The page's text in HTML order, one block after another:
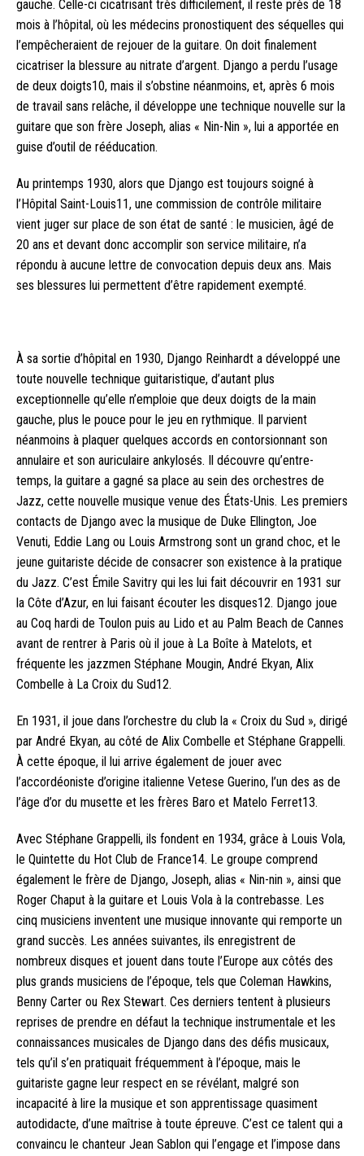
gauche. Celle-ci cicatrisant très difficilement, il reste près de 18
mois à l’hôpital, où les médecins pronostiquent des séquelles qui
l’empêcheraient de rejouer de la guitare. On doit finalement
cicatriser la blessure au nitrate d’argent. Django a perdu l’usage
de deux doigts10, mais il s’obstine néanmoins, et, après 6 mois
de travail sans relâche, il développe une technique nouvelle sur la
guitare que son frère Joseph, alias « Nin-Nin », lui a apportée en
guise d’outil de rééducation.
Au printemps 1930, alors que Django est toujours soigné à
l’Hôpital Saint-Louis11, une commission de contrôle militaire
vient juger sur place de son état de santé : le musicien, âgé de
20 ans et devant donc accomplir son service militaire, n’a
répondu à aucune lettre de convocation depuis deux ans. Mais
ses blessures lui permettent d’être rapidement exempté.
À sa sortie d’hôpital en 1930, Django Reinhardt a développé une
toute nouvelle technique guitaristique, d’autant plus
exceptionnelle qu’elle n’emploie que deux doigts de la main
gauche, plus le pouce pour le jeu en rythmique. Il parvient
néanmoins à plaquer quelques accords en contorsionnant son
annulaire et son auriculaire ankylosés. Il découvre qu’entre-
temps, la guitare a gagné sa place au sein des orchestres de
Jazz, cette nouvelle musique venue des États-Unis. Les premiers
contacts de Django avec la musique de Duke Ellington, Joe
Venuti, Eddie Lang ou Louis Armstrong sont un grand choc, et le
jeune guitariste décide de consacrer son existence à la pratique
du Jazz. C’est Émile Savitry qui les lui fait découvrir en 1931 sur
la Côte d’Azur, en lui faisant écouter les disques12. Django joue
au Coq hardi de Toulon puis au Lido et au Palm Beach de Cannes
avant de rentrer à Paris où il joue à La Boîte à Matelots, et
fréquente les jazzmen Stéphane Mougin, André Ekyan, Alix
Combelle à La Croix du Sud12.
En 1931, il joue dans l’orchestre du club la « Croix du Sud », dirigé
par André Ekyan, au côté de Alix Combelle et Stéphane Grappelli.
À cette époque, il lui arrive également de jouer avec
l’accordéoniste d’origine italienne Vetese Guerino, l’un des as de
l’âge d’or du musette et les frères Baro et Matelo Ferret13.
Avec Stéphane Grappelli, ils fondent en 1934, grâce à Louis Vola,
le Quintette du Hot Club de France14. Le groupe comprend
également le frère de Django, Joseph, alias « Nin-nin », ainsi que
Roger Chaput à la guitare et Louis Vola à la contrebasse. Les
cinq musiciens inventent une musique innovante qui remporte un
grand succès. Les années suivantes, ils enregistrent de
nombreux disques et jouent dans toute l’Europe aux côtés des
plus grands musiciens de l’époque, tels que Coleman Hawkins,
Benny Carter ou Rex Stewart. Ces derniers tentent à plusieurs
reprises de prendre en défaut la technique instrumentale et les
connaissances musicales de Django dans des défis musicaux,
tels qu’il s’en pratiquait fréquemment à l’époque, mais le
guitariste gagne leur respect en se révélant, malgré son
incapacité à lire la musique et son apprentissage quasiment
autodidacte, d’une maîtrise à toute épreuve. C’est ce talent qui a
convaincu le chanteur Jean Sablon qui l’engage et l’impose dans